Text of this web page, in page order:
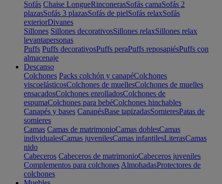
Sofás Chaise LongueRinconerasSofás camaSofás 2
plazasSofás 3 plazasSofás de pielSofás relaxSofás
exteriorDivanes
Sillones Sillones decorativosSillones relaxSillones relax
levantapersonas
Puffs Puffs decorativosPuffs peraPuffs reposapiésPuffs con
almacenaje
Descanso
Colchones Packs colchón y canapéColchones
viscoelásticosColchones de muellesColchones de muelles
ensacadosColchones enrolladosColchones de
espumaColchones para bebéColchones hinchables
Canapés y bases CanapésBase tapizadasSomieresPatas de
somieres
Camas Camas de matrimonioCamas doblesCamas
individualesCamas juvenilesCamas infantilesLiterasCamas
nido
Cabeceros Cabeceros de matrimonioCabeceros juveniles
Complementos para colchones AlmohadasProtectores de
colchones